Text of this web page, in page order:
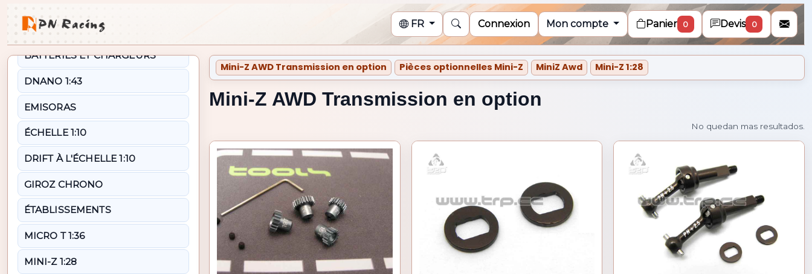
FR Connexion Mon compte Panier 0 Devis 0
Catégories
BATTERIES ET CHARGEURS
DNANO 1:43
EMISORAS
ÉCHELLE 1:10
DRIFT À L'ÉCHELLE 1:10
GIROZ CHRONO
ÉTABLISSEMENTS
MICRO T 1:36
MINI-Z 1:28
Mini-Z AWD Transmission en option Pièces optionnelles Mini-Z MiniZ Awd Mini-Z 1:28
Mini-Z AWD Transmission en option
No quedan mas resultados.